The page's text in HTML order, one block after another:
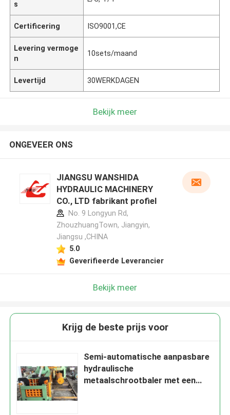
s
Certificering ISO9001,CE
Levering vermoge
n
10sets/maand
Levertijd 30WERKDAGEN
Bekijk meer
ONGEVEER ONS
JIANGSU WANSHIDA
HYDRAULIC MACHINERY
CO., LTD fabrikant profiel
No. 9 Longyun Rd,
ZhouzhuangTown, Jiangyin,
Jiangsu ,CHINA
5.0
Geverifieerde Leverancier
Bekijk meer
Krijg de beste prijs voor
Semi-automatische aanpasbare
hydraulische
metaalschrootbaler met een